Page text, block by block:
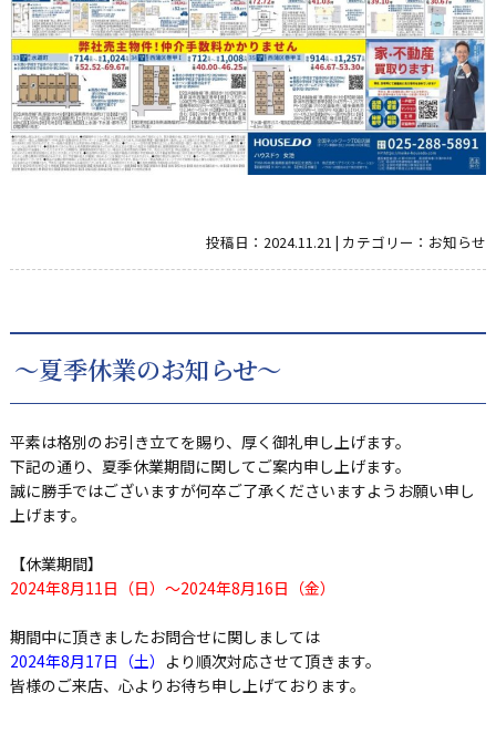
投稿日：2024.11.21 | カテゴリー： お知らせ
～夏季休業のお知らせ～
平素は格別のお引き立てを賜り、厚く御礼申し上げます。
下記の通り、夏季休業期間に関してご案内申し上げます。
誠に勝手ではございますが何卒ご了承くださいますようお願い申し
上げます。
【休業期間】
2024年8月11日（日）～2024年8月16日（金）
期間中に頂きましたお問合せに関しましては
2024年8月17日（土） より順次対応させて頂きます。
皆様のご来店、心よりお待ち申し上げております。